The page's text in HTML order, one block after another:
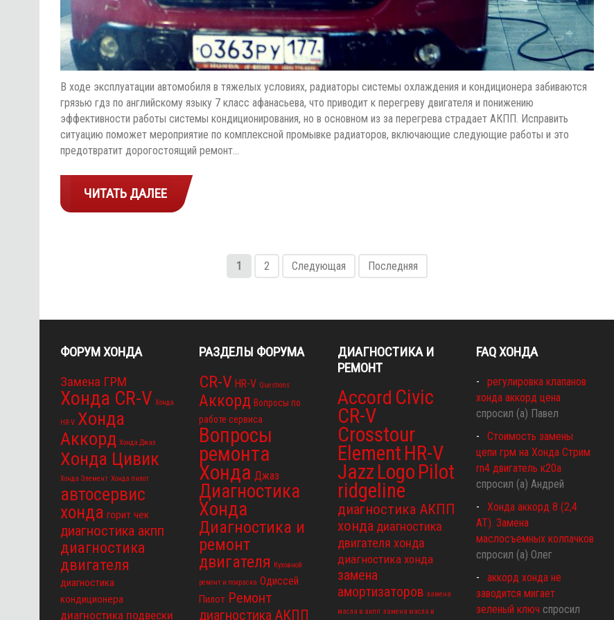
В ходе эксплуатации автомобиля в тяжелых условиях, радиаторы системы охлаждения и кондиционера забиваются
грязью гдз по английскому языку 7 класс афанасьева, что приводит к перегреву двигателя и понижению
эффективности работы системы кондиционирования, но в основном из за перегрева страдает АКПП. Исправить
ситуацию поможет мероприятие по комплексной промывке радиаторов, включающие следующие работы и это
предотвратит дорогостоящий ремонт…
ЧИТАТЬ ДАЛЕЕ
1 2 Следующая Последняя
ФОРУМ ХОНДА
Замена ГРМ
Хонда CR-V Хонда
HR-V Хонда
Аккорд Хонда Джаз
Хонда Цивик
Хонда Элемент Хонда пилот
автосервис
хонда горит чек
диагностика акпп
диагностика
двигателя
диагностика
кондиционера
диагностика подвески
РАЗДЕЛЫ ФОРУМА
CR-V HR-V Questions
Аккорд Вопросы по
работе сервиса
Вопросы
ремонта
Хонда Джаз
Диагностика
Хонда
Диагностика и
ремонт
двигателя Кузовной
ремонт и покраска Одиссей
Пилот Ремонт
диагностика АКПП
ДИАГНОСТИКА И
РЕМОНТ
Accord Civic
CR-V
Crosstour
Element HR-V
Jazz Logo Pilot
ridgeline
диагностика АКПП
хонда диагностика
двигателя хонда
диагностика хонда
замена
амортизаторов замена
масла в акпп замена масла в
FAQ ХОНДА
регулировка клапанов
хонда аккорд цена
спросил (а) Павел
Стоимость замены
цепи грм на Хонда Стрим
rn4 двигатель к20а
спросил (а) Андрей
Хонда аккорд 8 (2,4
АТ). Замена
маслосъемных колпачков
спросил (а) Олег
аккорд хонда не
заводится мигает
зеленый ключ спросил